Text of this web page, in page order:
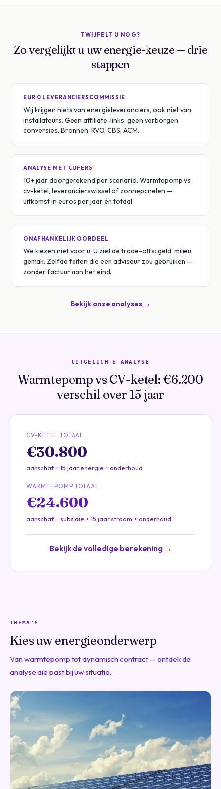
TWIJFELT U NOG?
Zo vergelijkt u uw energie-keuze — drie
stappen
EUR 0 LEVERANCIERSCOMMISSIE
Wij krijgen niets van energieleveranciers, ook niet van
installateurs. Geen affiliate-links, geen verborgen
conversies. Bronnen: RVO, CBS, ACM.
ANALYSE MET CIJFERS
10+ jaar doorgerekend per scenario. Warmtepomp vs
cv-ketel, leverancierswissel of zonnepanelen —
uitkomst in euros per jaar én totaal.
ONAFHANKELIJK OORDEEL
We kiezen niet voor u. U ziet de trade-offs: geld, milieu,
gemak. Zelfde feiten die een adviseur zou gebruiken —
zonder factuur aan het eind.
Bekijk onze analyses →
UITGELICHTE ANALYSE
Warmtepomp vs CV-ketel: €6.200
verschil over 15 jaar
CV-KETEL TOTAAL
€30.800
aanschaf + 15 jaar energie + onderhoud
WARMTEPOMP TOTAAL
€24.600
aanschaf − subsidie + 15 jaar stroom + onderhoud
Bekijk de volledige berekening →
THEMA'S
Kies uw energieonderwerp
Van warmtepomp tot dynamisch contract — ontdek de
analyse die past bij uw situatie.